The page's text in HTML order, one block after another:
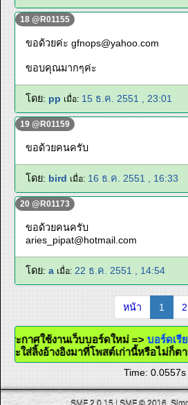
18 @R01155
ขอด้วยค่ะ gfnops@yahoo.com
ขอบคุณมากๆค่ะ
โดย: pp เมื่อ: 15 ธ.ค. 2551 , 23:01
19 @R01159
ขอด้วยคนครับ
โดย: bird เมื่อ: 16 ธ.ค. 2551 , 16:33
20 @R01173
ขอด้วยคนครับ
aries_pipat@hotmail.com
โดย: a เมื่อ: 22 ธ.ค. 2551 , 14:54
หน้า 1 2
@ ประกาศใช้งานเว็บบอร์ดใหม่ =>บอร์ด
แล้วจะใส่ลิ้งอ้างอิงมาที่โพสต์เก่านี้หรือไม่
Time: 0.0557s
SMF 2.0.15 SMF © 2016